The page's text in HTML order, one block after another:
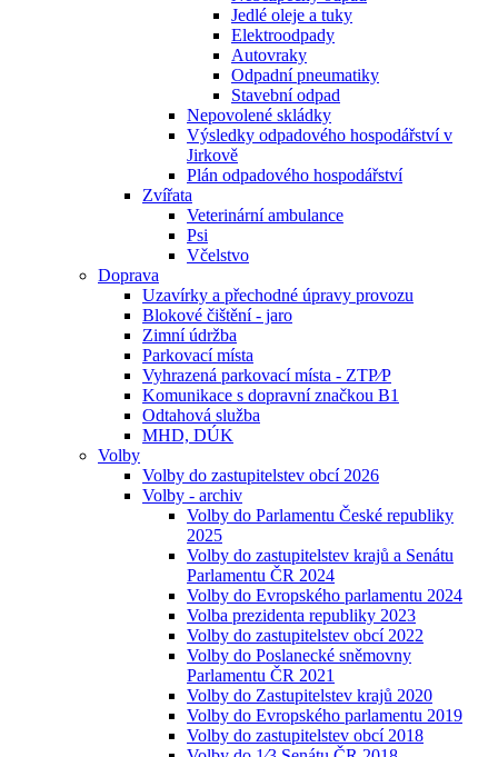
Jedlé oleje a tuky
Elektroodpady
Autovraky
Odpadní pneumatiky
Stavební odpad
Nepovolené skládky
Výsledky odpadového hospodářství v
Jirkově
Plán odpadového hospodářství
Zvířata
Veterinární ambulance
Psi
Včelstvo
Doprava
Uzavírky a přechodné úpravy provozu
Blokové čištění - jaro
Zimní údržba
Parkovací místa
Vyhrazená parkovací místa - ZTP⁄P
Komunikace s dopravní značkou B1
Odtahová služba
MHD, DÚK
Volby
Volby do zastupitelstev obcí 2026
Volby - archiv
Volby do Parlamentu České republiky
2025
Volby do zastupitelstev krajů a Senátu
Parlamentu ČR 2024
Volby do Evropského parlamentu 2024
Volba prezidenta republiky 2023
Volby do zastupitelstev obcí 2022
Volby do Poslanecké sněmovny
Parlamentu ČR 2021
Volby do Zastupitelstev krajů 2020
Volby do Evropského parlamentu 2019
Volby do zastupitelstev obcí 2018